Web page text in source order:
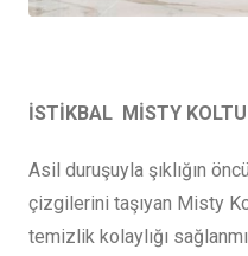
İSTİKBAL MİSTY
Asil duruşuyla şıklığın
çizgilerini taşıyan Misty
temizlik kolaylığı